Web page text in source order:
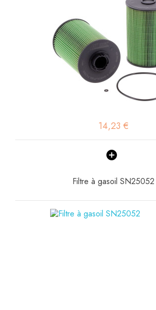
14,23 €
Filtre à gasoil SN25052